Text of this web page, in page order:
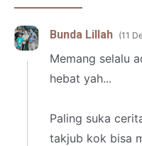
Bunda Lillah 11
Memang selalu
hebat yah...
Paling suka
takjub kok bisa